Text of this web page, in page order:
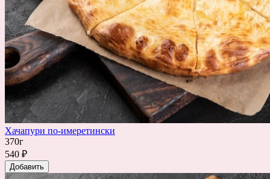
Хачапури по-имеретински
370г
540 ₽
Добавить